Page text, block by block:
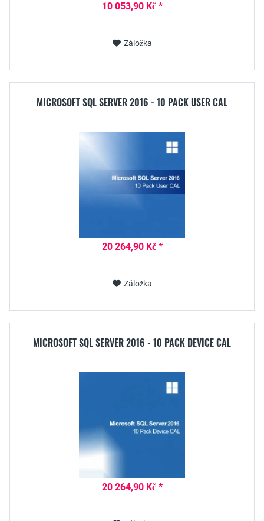
10 053,90 Kč *
Záložka
MICROSOFT SQL SERVER 2016 - 10 PACK USER CAL
20 264,90 Kč *
Záložka
MICROSOFT SQL SERVER 2016 - 10 PACK DEVICE CAL
20 264,90 Kč *